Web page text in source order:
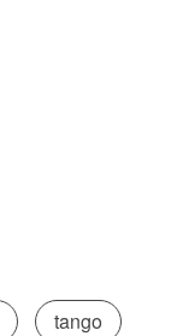
tango